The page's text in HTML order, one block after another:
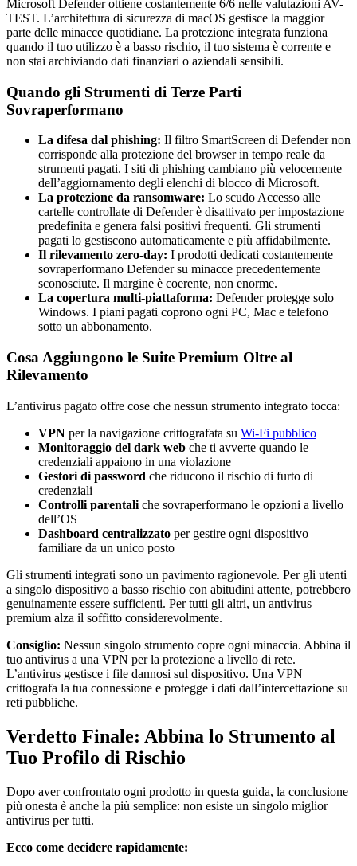
Microsoft Defender ottiene costantemente 6/6 nelle valutazioni AV-
TEST. L’architettura di sicurezza di macOS gestisce la maggior
parte delle minacce quotidiane. La protezione integrata funziona
quando il tuo utilizzo è a basso rischio, il tuo sistema è corrente e
non stai archiviando dati finanziari o aziendali sensibili.
Quando gli Strumenti di Terze Parti
Sovraperformano
La difesa dal phishing: Il filtro SmartScreen di Defender non
corrisponde alla protezione del browser in tempo reale da
strumenti pagati. I siti di phishing cambiano più velocemente
dell’aggiornamento degli elenchi di blocco di Microsoft.
La protezione da ransomware: Lo scudo Accesso alle
cartelle controllate di Defender è disattivato per impostazione
predefinita e genera falsi positivi frequenti. Gli strumenti
pagati lo gestiscono automaticamente e più affidabilmente.
Il rilevamento zero-day: I prodotti dedicati costantemente
sovraperformano Defender su minacce precedentemente
sconosciute. Il margine è coerente, non enorme.
La copertura multi-piattaforma: Defender protegge solo
Windows. I piani pagati coprono ogni PC, Mac e telefono
sotto un abbonamento.
Cosa Aggiungono le Suite Premium Oltre al
Rilevamento
L’antivirus pagato offre cose che nessun strumento integrato tocca:
VPN per la navigazione crittografata su Wi-Fi pubblico
Monitoraggio del dark web che ti avverte quando le
credenziali appaiono in una violazione
Gestori di password che riducono il rischio di furto di
credenziali
Controlli parentali che sovraperformano le opzioni a livello
dell’OS
Dashboard centralizzato per gestire ogni dispositivo
familiare da un unico posto
Gli strumenti integrati sono un pavimento ragionevole. Per gli utenti
a singolo dispositivo a basso rischio con abitudini attente, potrebbero
genuinamente essere sufficienti. Per tutti gli altri, un antivirus
premium alza il soffitto considerevolmente.
Consiglio: Nessun singolo strumento copre ogni minaccia. Abbina il
tuo antivirus a una VPN per la protezione a livello di rete.
L’antivirus gestisce i file dannosi sul dispositivo. Una VPN
crittografa la tua connessione e protegge i dati dall’intercettazione su
reti pubbliche.
Verdetto Finale: Abbina lo Strumento al
Tuo Profilo di Rischio
Dopo aver confrontato ogni prodotto in questa guida, la conclusione
più onesta è anche la più semplice: non esiste un singolo miglior
antivirus per tutti.
Ecco come decidere rapidamente: